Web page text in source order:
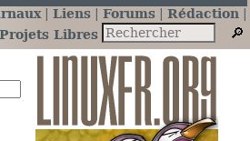
Liens Forums
Rédaction
Libres